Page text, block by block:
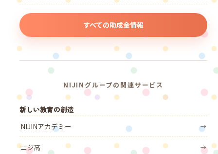
すべての助成金情報
NIJINグループの関連サービス
新しい教育の創造
NIJINアカデミー
→
ニジ高 →